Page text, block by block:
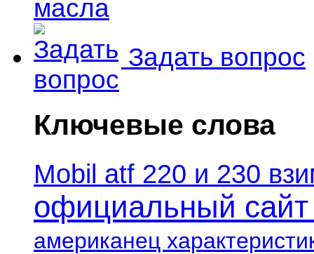
Задать вопрос
Ключевые слова
Mobil atf 220 и 230
официальный сайт
американец